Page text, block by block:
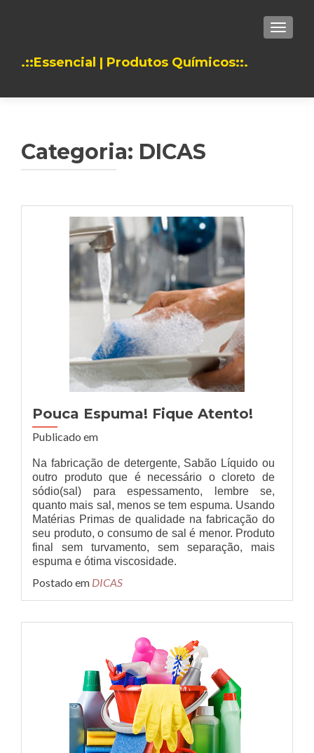
.::Essencial | Produtos Químicos::.
Categoria: DICAS
Pouca Espuma! Fique Atento!
Publicado em
Na fabricação de detergente, Sabão Líquido ou
outro produto que é necessário o cloreto de
sódio(sal) para espessamento, lembre se,
quanto mais sal, menos se tem espuma. Usando
Matérias Primas de qualidade na fabricação do
seu produto, o consumo de sal é menor. Produto
final sem turvamento, sem separação, mais
espuma e ótima viscosidade.
Postado em DICAS